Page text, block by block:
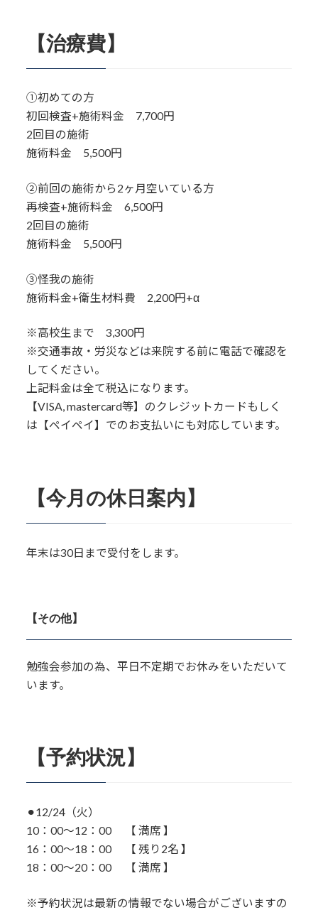
【治療費】
①初めての方
初回検査+施術料金 7,700円
2回目の施術
施術料金 5,500円
②前回の施術から2ヶ月空いている方
再検査+施術料金 6,500円
2回目の施術
施術料金 5,500円
③怪我の施術
施術料金+衛生材料費 2,200円+α
※高校生まで 3,300円
※交通事故・労災などは来院する前に電話で確認を
してください。
上記料金は全て税込になります。
【VISA, mastercard等】のクレジットカードもしく
は【ペイペイ】でのお支払いにも対応しています。
【今月の休日案内】
年末は30日まで受付をします。
【その他】
勉強会参加の為、平日不定期でお休みをいただいて
います。
【予約状況】
⚫︎12/24（火）
10：00〜12：00 【 満席 】
16：00～18：00 【 残り2名 】
18：00～20：00 【 満席 】
※予約状況は最新の情報でない場合がございますの